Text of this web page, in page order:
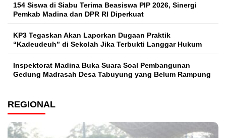
154 Siswa di Siabu Terima Beasiswa PIP 2026, Sinergi
Pemkab Madina dan DPR RI Diperkuat
KP3 Tegaskan Akan Laporkan Dugaan Praktik
“Kadeudeuh” di Sekolah Jika Terbukti Langgar Hukum
Inspektorat Madina Buka Suara Soal Pembangunan
Gedung Madrasah Desa Tabuyung yang Belum Rampung
REGIONAL